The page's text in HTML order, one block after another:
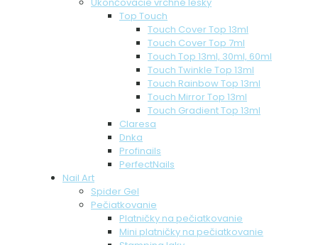
Top Touch
Touch Cover Top 13ml
Touch Cover Top 7ml
Touch Top 13ml, 30ml, 60ml
Touch Twinkle Top 13ml
Touch Rainbow Top 13ml
Touch Mirror Top 13ml
Touch Gradient Top 13ml
Claresa
Dnka
Profinails
PerfectNails
Nail Art
Spider Gel
Pečiatkovanie
Platničky na pečiatkovanie
Mini platničky na pečiatkovanie